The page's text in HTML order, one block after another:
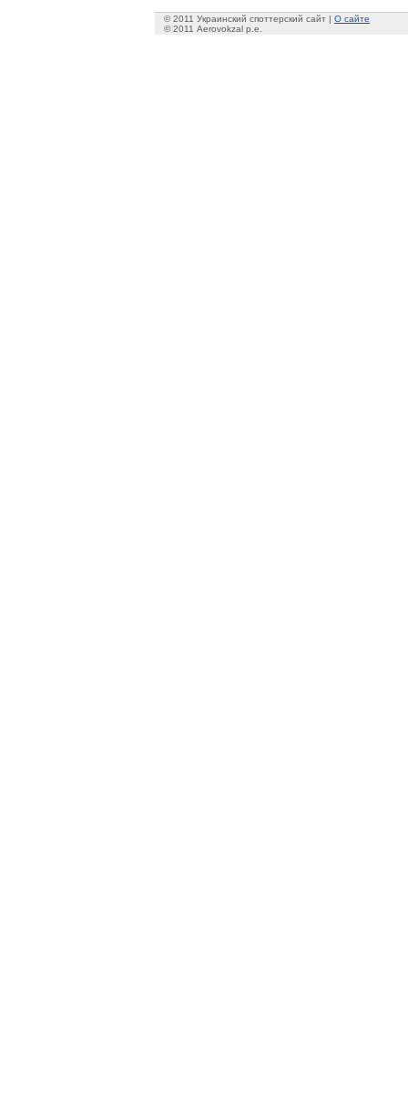
© 2011 Украинский споттерский сайт | О сайте
© 2011 Aerovokzal p.e.